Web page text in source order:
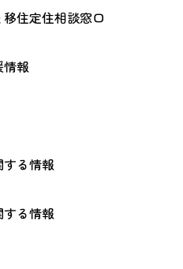
住定住相談窓口
報
する情報
する情報